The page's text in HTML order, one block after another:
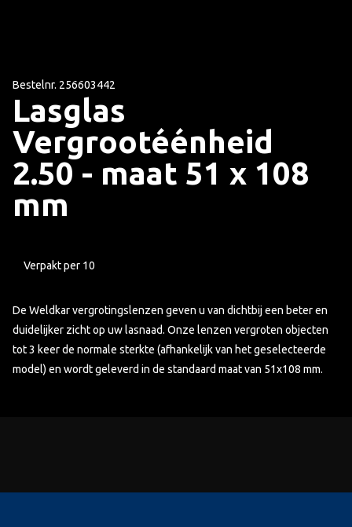
Bestelnr. 256603442
Lasglas
Vergrootéénheid
2.50 - maat 51 x 108
mm
Verpakt per 10
De Weldkar vergrotingslenzen geven u van dichtbij een beter en
duidelijker zicht op uw lasnaad. Onze lenzen vergroten objecten
tot 3 keer de normale sterkte (afhankelijk van het geselecteerde
model) en wordt geleverd in de standaard maat van 51x108 mm.